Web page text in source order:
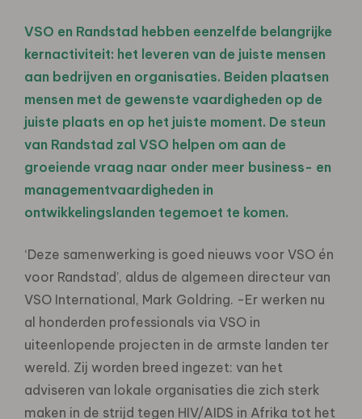
VSO en Randstad hebben eenzelfde belangrijke
kernactiviteit: het leveren van de juiste mensen
aan bedrijven en organisaties. Beiden plaatsen
mensen met de gewenste vaardigheden op de
juiste plaats en op het juiste moment. De steun
van Randstad zal VSO helpen om aan de
groeiende vraag naar onder meer business- en
managementvaardigheden in
ontwikkelingslanden tegemoet te komen.
‘Deze samenwerking is goed nieuws voor VSO én
voor Randstad’, aldus de algemeen directeur van
VSO International, Mark Goldring. -Er werken nu
al honderden professionals via VSO in
uiteenlopende projecten in de armste landen ter
wereld. Zij worden breed ingezet: van het
adviseren van lokale organisaties die zich sterk
maken in de strijd tegen HIV/AIDS in Afrika tot het